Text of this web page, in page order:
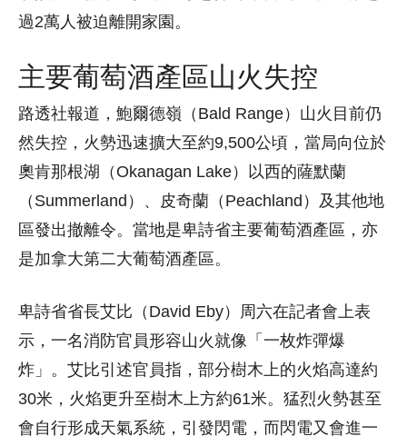
過2萬人被迫離開家園。
主要葡萄酒產區山火失控
路透社報道，鮑爾德嶺（Bald Range）山火目前仍
然失控，火勢迅速擴大至約9,500公頃，當局向位於
奧肯那根湖（Okanagan Lake）以西的薩默蘭
（Summerland）、皮奇蘭（Peachland）及其他地
區發出撤離令。當地是卑詩省主要葡萄酒產區，亦
是加拿大第二大葡萄酒產區。
卑詩省省長艾比（David Eby）周六在記者會上表
示，一名消防官員形容山火就像「一枚炸彈爆
炸」。艾比引述官員指，部分樹木上的火焰高達約
30米，火焰更升至樹木上方約61米。猛烈火勢甚至
會自行形成天氣系統，引發閃電，而閃電又會進一